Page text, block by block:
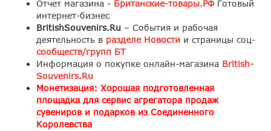
Отчет магазина - Британские-товары.РФГотовый
интернет-бизнес
BritishSouvenirs.Ru – События и рабочая
деятельность в разделе Новости и страницы соц-
сообществ/групп БТ
Информация о покупке онлайн-магазина British-
Souvenirs.Ru
Монетизация: Хорошая подготовленная
площадка для сервис агрегатора продаж
сувениров и подарков из Соединенного
Королевства